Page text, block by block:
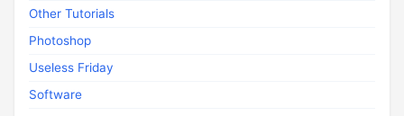
Other Tutorials
Photoshop
Useless Friday
Software